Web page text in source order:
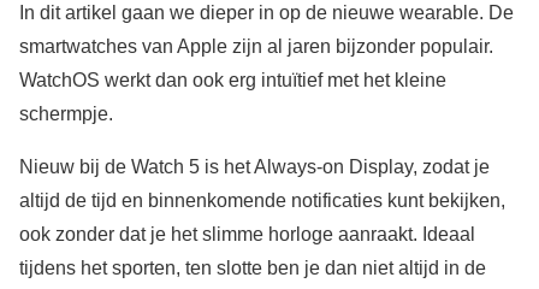
In dit artikel gaan we dieper in op de nieuwe wearable. De
smartwatches van Apple zijn al jaren bijzonder populair.
WatchOS werkt dan ook erg intuïtief met het kleine
schermpje.
Nieuw bij de Watch 5 is het Always-on Display, zodat je
altijd de tijd en binnenkomende notificaties kunt bekijken,
ook zonder dat je het slimme horloge aanraakt. Ideaal
tijdens het sporten, ten slotte ben je dan niet altijd in de